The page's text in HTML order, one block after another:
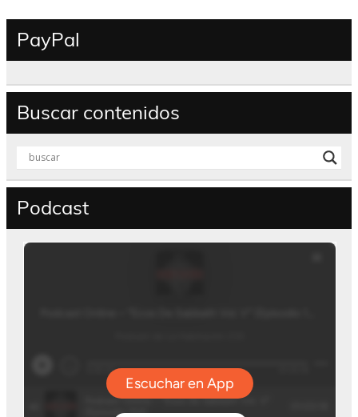
PayPal
Buscar contenidos
Podcast